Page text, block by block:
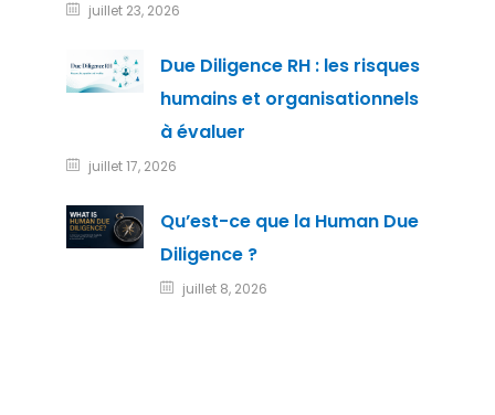
juillet 23, 2026
Due Diligence RH : les risques
humains et organisationnels
à évaluer
juillet 17, 2026
Qu’est-ce que la Human Due
Diligence ?
juillet 8, 2026